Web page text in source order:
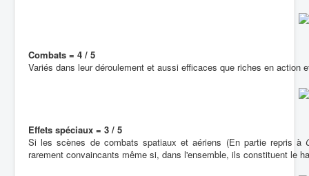
Combats = 4 / 5
Variés dans leur déroulement et aussi efficaces que riches en
Effets spéciaux = 3 / 5
Si les scènes de combats spatiaux et aériens (En partie repris à
rarement convaincants même si, dans l'ensemble, ils constituent le